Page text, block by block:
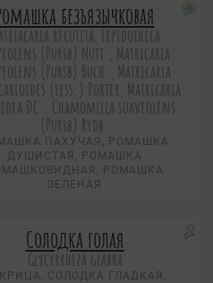
безъязычковая
recutita, Lepidotheca
(Pursb) Nutt., Matricaria
(Pursb) Buch., Matricaria
(Less.) Porter, Matricaria
DC., Chamomilla suaveolens
(Pursb) Rydb.
ПАХУЧАЯ, РОМАШКА
ДУШИСТАЯ, РОМАШКА
РОМАШКА
ЗЕЛЕНАЯ
Солодка голая
Glycyrrhiza glabra
СОЛОДКА ГЛАДКАЯ,